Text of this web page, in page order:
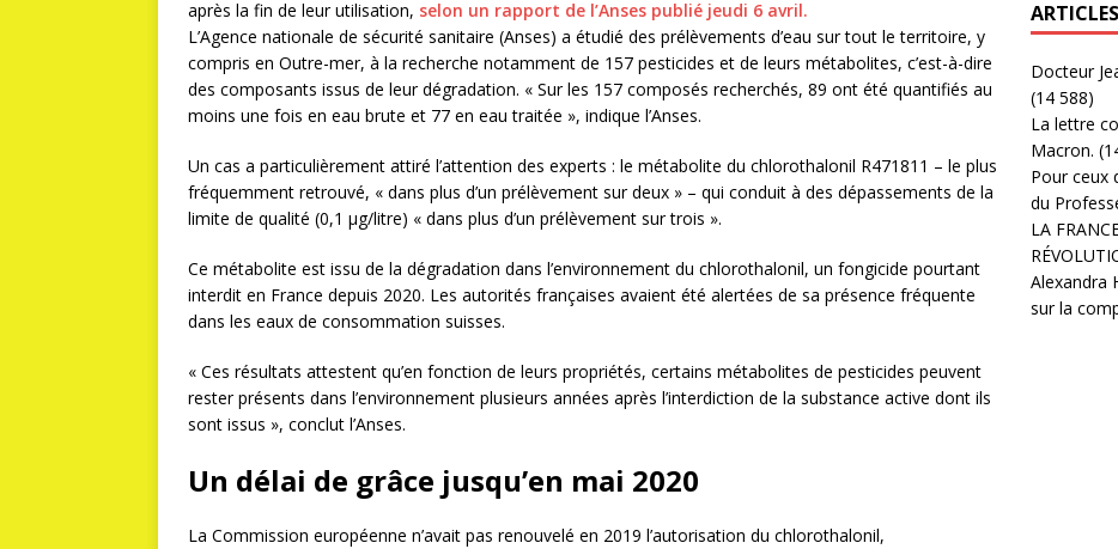
après la fin de leur utilisation, selon un rapport de l’Anses publié jeudi 6 avril.
L’Agence nationale de sécurité sanitaire (Anses) a étudié des prélèvements d’eau sur tout le territoire, y
compris en Outre-mer, à la recherche notamment de 157 pesticides et de leurs métabolites, c’est-à-dire
des composants issus de leur dégradation. « Sur les 157 composés recherchés, 89 ont été quantifiés au
moins une fois en eau brute et 77 en eau traitée », indique l’Anses.
Un cas a particulièrement attiré l’attention des experts : le métabolite du chlorothalonil R471811 – le plus
fréquemment retrouvé, « dans plus d’un prélèvement sur deux » – qui conduit à des dépassements de la
limite de qualité (0,1 µg/litre) « dans plus d’un prélèvement sur trois ».
Ce métabolite est issu de la dégradation dans l’environnement du chlorothalonil, un fongicide pourtant
interdit en France depuis 2020. Les autorités françaises avaient été alertées de sa présence fréquente
dans les eaux de consommation suisses.
« Ces résultats attestent qu’en fonction de leurs propriétés, certains métabolites de pesticides peuvent
rester présents dans l’environnement plusieurs années après l’interdiction de la substance active dont ils
sont issus », conclut l’Anses.
Un délai de grâce jusqu’en mai 2020
La Commission européenne n’avait pas renouvelé en 2019 l’autorisation du chlorothalonil,
Docteur
(14 588)
La lettre
Macron.
Pour ceux
du
LA
Alexandra
sur la